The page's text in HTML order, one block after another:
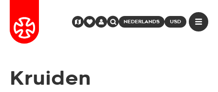
NEDERLANDS USD
Kruiden